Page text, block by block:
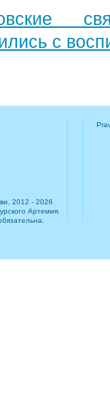
с
2012 - 2026
Артемия.